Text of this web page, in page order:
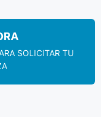
SOLICITAR TU